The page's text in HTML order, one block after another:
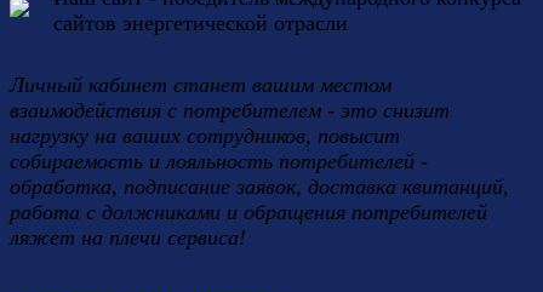
сайтов энергетической отрасли
Личный кабинет станет вашим местом
взаимодействия с потребителем - это снизит
нагрузку на ваших сотрудников, повысит
собираемость и лояльность потребителей -
обработка, подписание заявок, доставка квитанций,
работа с должниками и обращения потребителей
ляжет на плечи сервиса!